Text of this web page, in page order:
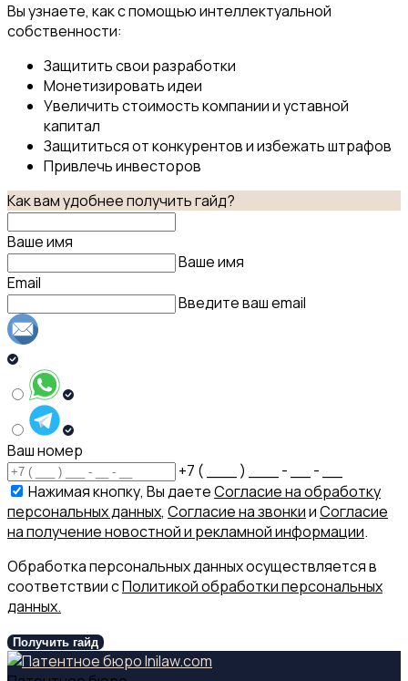
Вы узнаете, как с помощью интеллектуальной
собственности:
Защитить свои разработки
Монетизировать идеи
Увеличить стоимость компании и уставной
капитал
Защититься от конкурентов и избежать штрафов
Привлечь инвесторов
Как вам удобнее получить гайд?
Ваше имя
Ваше имя
Email
Введите ваш email
Ваш номер
+7 ( ___ ) ___ - __ - __
Нажимая кнопку, Вы даетеСогласие на обработку
персональных данных, Согласие на звонкииСогласие
на получение новостной и рекламной информации.
Обработка персональных данных осуществляется в
соответствии сПолитикой обработки персональных
данных.
Получить гайд